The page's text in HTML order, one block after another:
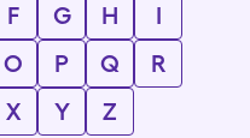
F G H
I
O P Q
R
X Y Z